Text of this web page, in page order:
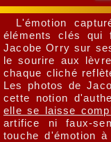
L'émotion
éléments clés qui
Jacobe Orry sur
le sourire aux
chaque cliché
Les photos de
cette notion
elle se laisse
artifice ni faux-
touche d'émotion